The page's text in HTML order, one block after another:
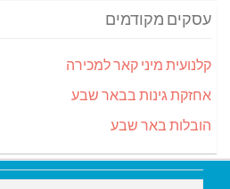
עסקים מקודמים
קלנועית מיני קאר למכירה
אחזקת גינות בבאר שבע
הובלות באר שבע